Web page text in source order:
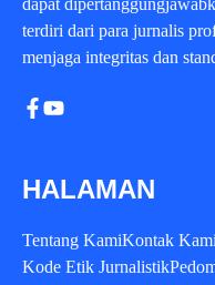
dapat
terdiri dari para jurnalis
menjaga integritas dan
HALAMAN
Tentang KamiKontak Kami
Kode Etik Jurnalistik